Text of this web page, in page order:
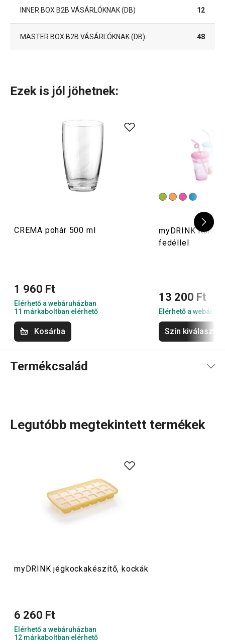
INNER BOX B2B VÁSÁRLÓKNAK (DB) 12
MASTER BOX B2B VÁSÁRLÓKNAK (DB) 48
Ezek is jól jöhetnek:
CREMA pohár 500 ml
1 960 Ft
Elérhető a webáruházban
11 márkaboltban elérhető
Kosárba
myDRINK
fedéllel
13 200 Ft
Elérhető a
Szín
Termékcsalád
szódagép
A myDRINK termékcsaládban mindent megtalálsz, amire
az italok tálalásához szükséged lehet. Az alkoholos és
alkoholmentes italokhoz készült poharaink időtálló
megjelenéssel és egyedi dizájnnal rendelkeznek.
Legutóbb megtekintett termékek
myDRINK jégkockakészítő, kockák
6 260 Ft
Elérhető a webáruházban
12 márkaboltban elérhető